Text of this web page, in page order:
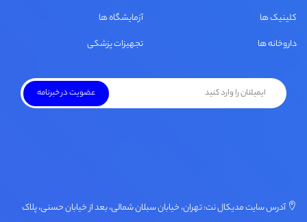
کلینیک ها
داروخانه ها
آزمایشگاه ها
تجهیزات پزشکی
آدرس سایت مدیکال نت: تهران، خیابان سبلان شمالی، بعد از خیابان حسنی، پلاک